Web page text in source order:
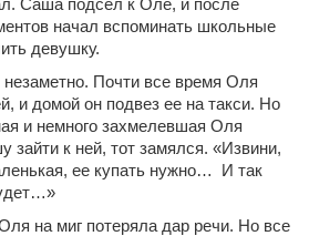
начал вспоминать школьные
девушку.
незаметно. Почти все время Оля
и домой он подвез ее на такси. Но
и немного захмелевшая Оля
зайти к ней, тот замялся. «Извини,
ее купать нужно… И так
на миг потеряла дар речи. Но все